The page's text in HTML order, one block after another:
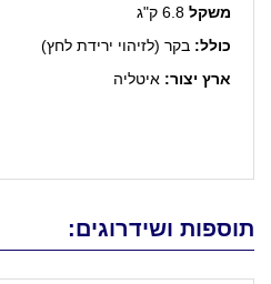
משקל
כולל: בקר (לזיהוי ירידת לחץ)
ארץ יצור: איטליה
תוספות ושידרוגים: